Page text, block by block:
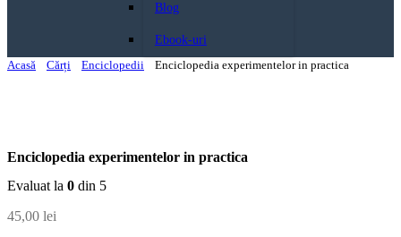
Blog
Ebook-uri
Acasă
Cărți Enciclopedii Enciclopedia experimentelor in practica
Enciclopedia experimentelor in practica
Evaluat la 0 din 5
45,00 lei